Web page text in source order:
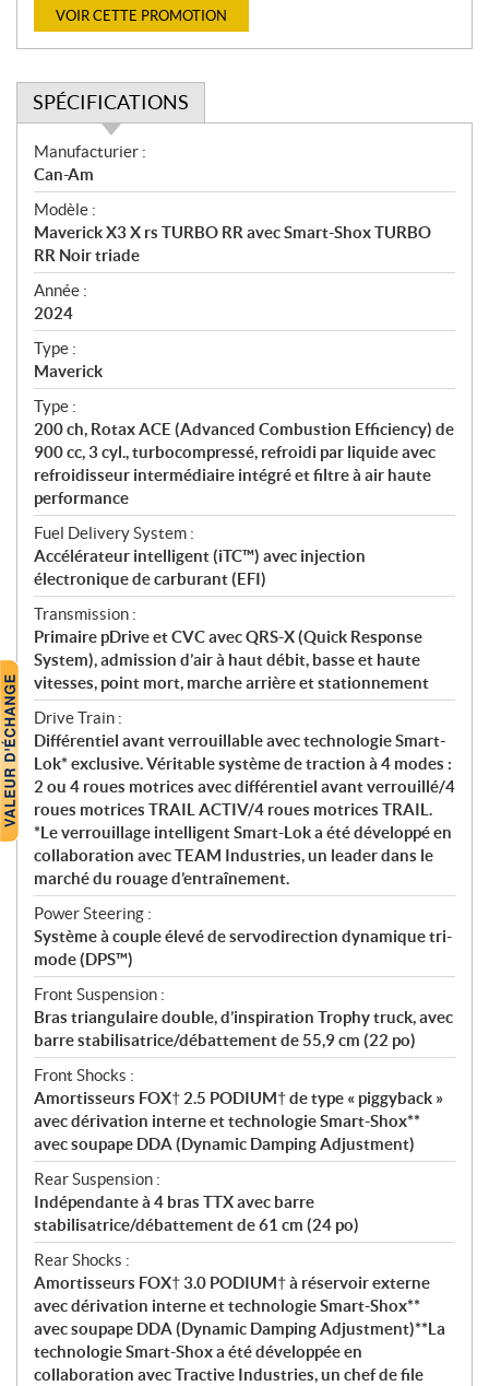
VOIR CETTE PROMOTION
SPÉCIFICATIONS
S
p
é
c
i
f
i
c
a
t
i
o
n
s
Manufacturier :
Can-Am
Modèle :
Maverick X3 X rs TURBO RR avec Smart-Shox TURBO
RR Noir triade
Année :
2024
Type :
Maverick
Type :
200 ch, Rotax ACE (Advanced Combustion Efficiency) de
900 cc, 3 cyl., turbocompressé, refroidi par liquide avec
refroidisseur intermédiaire intégré et filtre à air haute
performance
Fuel Delivery System :
Accélérateur intelligent (iTC™) avec injection
électronique de carburant (EFI)
Transmission :
Primaire pDrive et CVC avec QRS-X (Quick Response
System), admission d’air à haut débit, basse et haute
vitesses, point mort, marche arrière et stationnement
Drive Train :
Différentiel avant verrouillable avec technologie Smart-
Lok* exclusive. Véritable système de traction à 4 modes :
2 ou 4 roues motrices avec différentiel avant verrouillé/4
roues motrices TRAIL ACTIV/4 roues motrices TRAIL.
*Le verrouillage intelligent Smart-Lok a été développé en
collaboration avec TEAM Industries, un leader dans le
marché du rouage d’entraînement.
Power Steering :
Système à couple élevé de servodirection dynamique tri-
mode (DPS™)
Front Suspension :
Bras triangulaire double, d’inspiration Trophy truck, avec
barre stabilisatrice/débattement de 55,9 cm (22 po)
Front Shocks :
Amortisseurs FOX† 2.5 PODIUM† de type « piggyback »
avec dérivation interne et technologie Smart-Shox**
avec soupape DDA (Dynamic Damping Adjustment)
Rear Suspension :
Indépendante à 4 bras TTX avec barre
stabilisatrice/débattement de 61 cm (24 po)
Rear Shocks :
Amortisseurs FOX† 3.0 PODIUM† à réservoir externe
avec dérivation interne et technologie Smart-Shox**
avec soupape DDA (Dynamic Damping Adjustment)**La
technologie Smart-Shox a été développée en
collaboration avec Tractive Industries, un chef de file